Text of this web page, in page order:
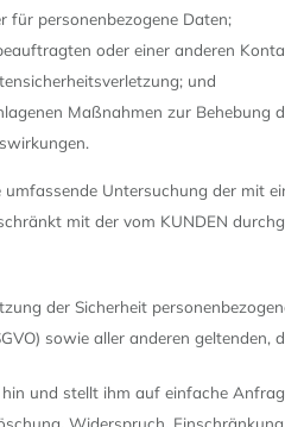
für personenbezogene Daten;
oder einer anderen
und
Maßnahmen zur
Untersuchung der mit
mit der vom KUNDEN
der Sicherheit
sowie aller anderen
und stellt ihm auf einfache
Widerspruch,